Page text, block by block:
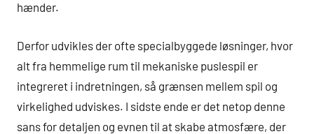
hænder.
Derfor udvikles der ofte specialbyggede løsninger, hvor
alt fra hemmelige rum til mekaniske puslespil er
integreret i indretningen, så grænsen mellem spil og
virkelighed udviskes. I sidste ende er det netop denne
sans for detaljen og evnen til at skabe atmosfære, der